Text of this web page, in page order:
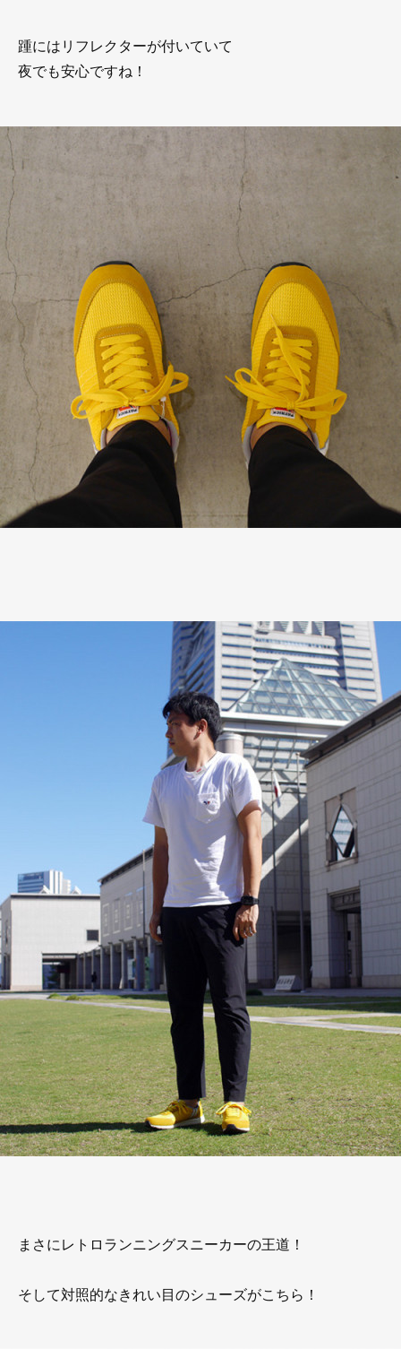
踵にはリフレクターが付いていて
夜でも安心ですね！
まさにレトロランニングスニーカーの王道！
そして対照的なきれい目のシューズがこちら！